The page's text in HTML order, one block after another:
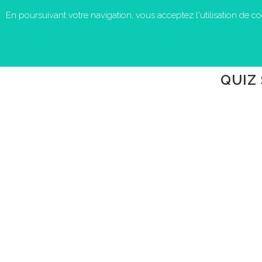
QUIZ
En poursuivant votre navigation, vous acceptez l'utilisation de